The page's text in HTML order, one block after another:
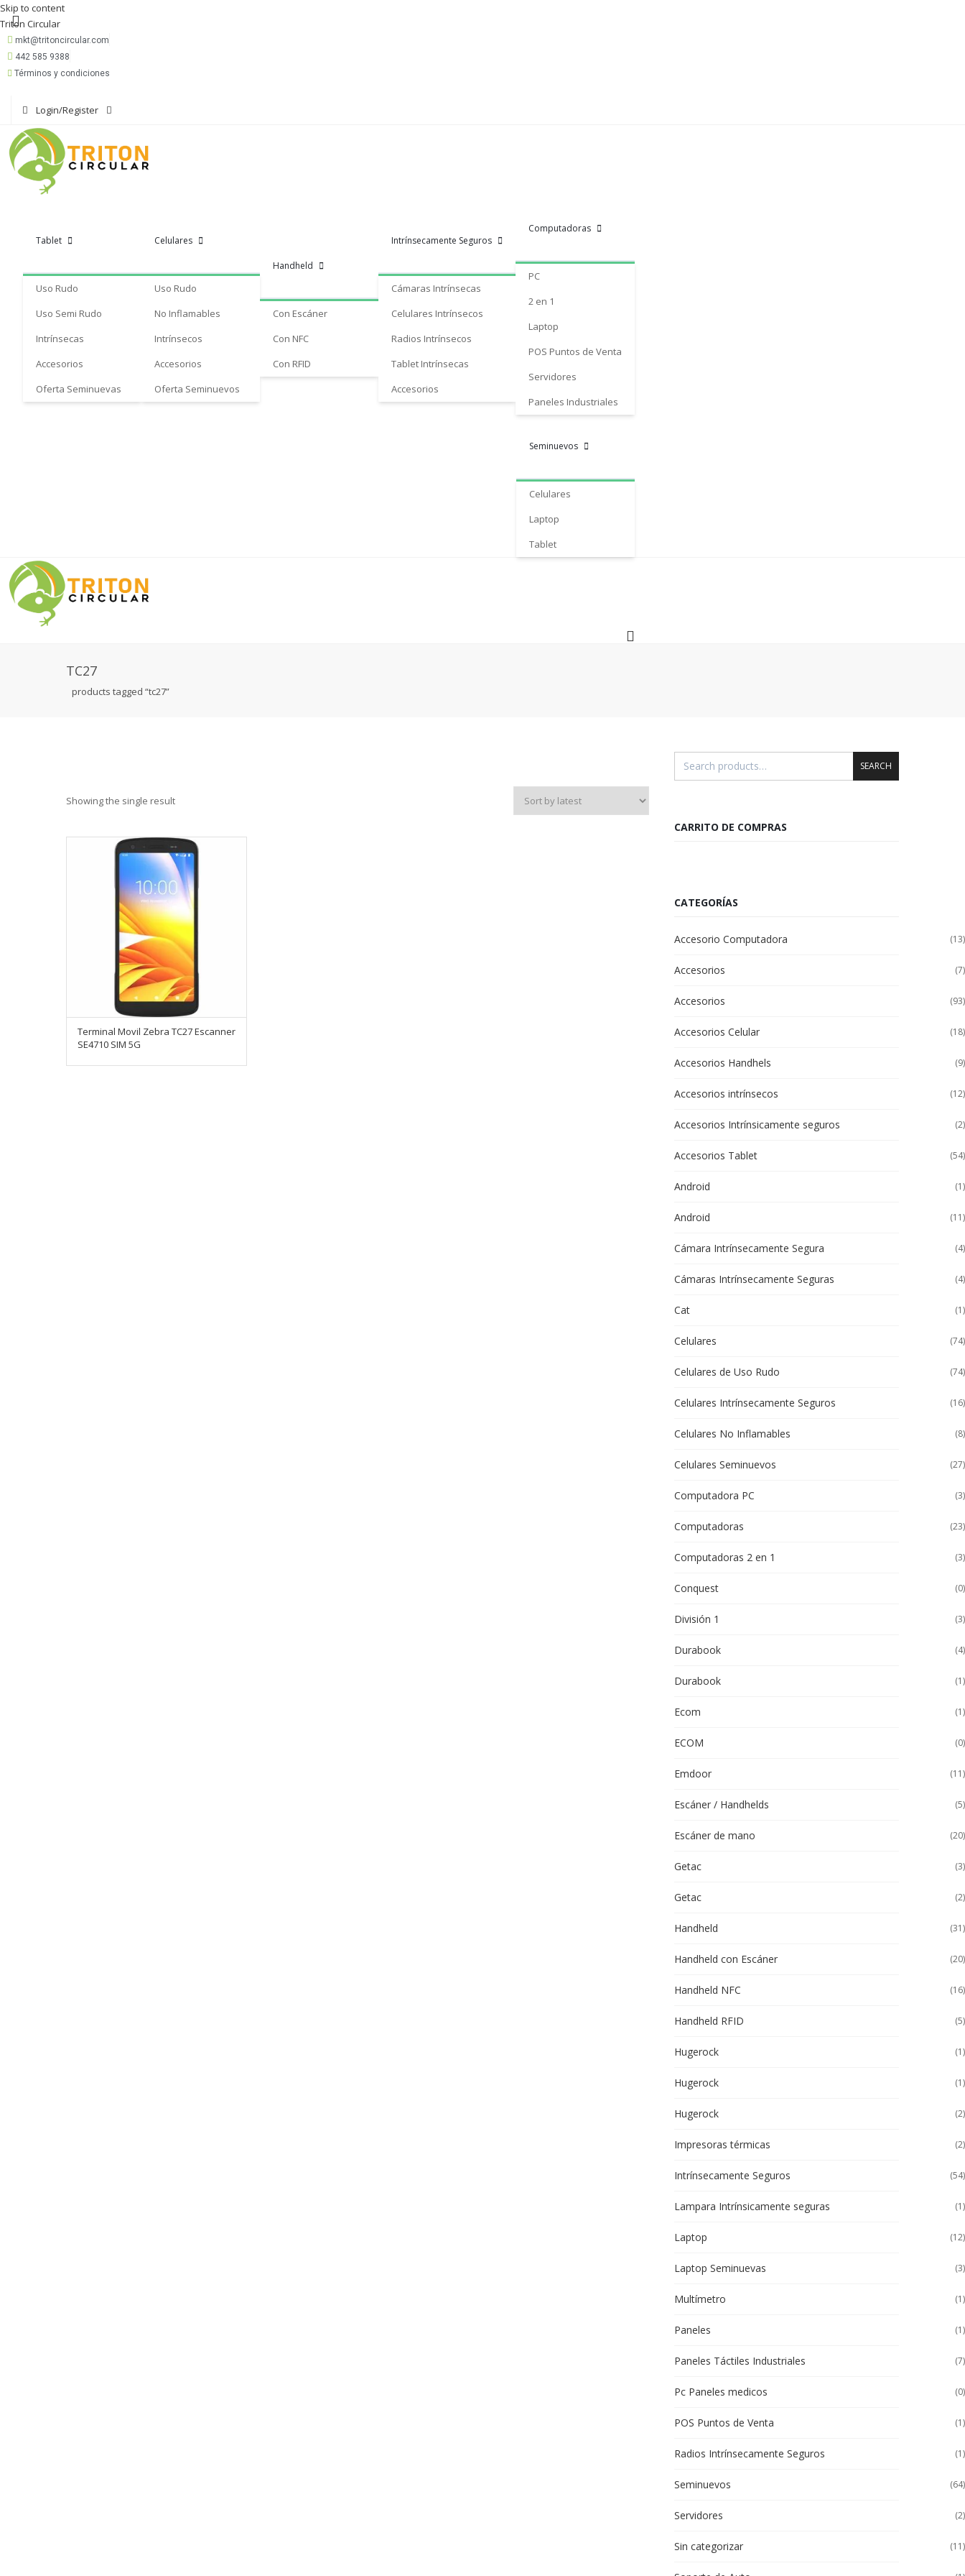
Skip to content
Triton Circular
mkt@tritoncircular.com
442 585 9388
Términos y condiciones
Login/Register
Tablet
Uso Rudo
Uso Semi Rudo
Intrínsecas
Accesorios
Oferta Seminuevas
Celulares
Uso Rudo
No Inflamables
Intrínsecos
Accesorios
Oferta Seminuevos
Handheld
Con Escáner
Con NFC
Con RFID
Intrínsecamente Seguros
Cámaras Intrínsecas
Celulares Intrínsecos
Radios Intrínsecos
Tablet Intrínsecas
Accesorios
Computadoras
PC
2 en 1
Laptop
POS Puntos de Venta
Servidores
Paneles Industriales
Seminuevos
Celulares
Laptop
Tablet
TC27
products tagged “tc27”
Showing the single result
Terminal Movil Zebra TC27 Escanner
SE4710 SIM 5G
SEARCH
CARRITO DE COMPRAS
CATEGORÍAS
Accesorio Computadora (13)
Accesorios (7)
Accesorios (93)
Accesorios Celular (18)
Accesorios Handhels (9)
Accesorios intrínsecos (12)
Accesorios Intrínsicamente seguros (2)
Accesorios Tablet (54)
Android (1)
Android (11)
Cámara Intrínsecamente Segura (4)
Cámaras Intrínsecamente Seguras (4)
Cat (1)
Celulares (74)
Celulares de Uso Rudo (74)
Celulares Intrínsecamente Seguros (16)
Celulares No Inflamables (8)
Celulares Seminuevos (27)
Computadora PC (3)
Computadoras (23)
Computadoras 2 en 1 (3)
Conquest (0)
División 1 (3)
Durabook (4)
Durabook (1)
Ecom (1)
ECOM (0)
Emdoor (11)
Escáner / Handhelds (5)
Escáner de mano (20)
Getac (3)
Getac (2)
Handheld (31)
Handheld con Escáner (20)
Handheld NFC (16)
Handheld RFID (5)
Hugerock (1)
Hugerock (1)
Hugerock (2)
Impresoras térmicas (2)
Intrínsecamente Seguros (54)
Lampara Intrínsicamente seguras (1)
Laptop (12)
Laptop Seminuevas (3)
Multímetro (1)
Paneles (1)
Paneles Táctiles Industriales (7)
Pc Paneles medicos (0)
POS Puntos de Venta (1)
Radios Intrínsecamente Seguros (1)
Seminuevos (64)
Servidores (2)
Sin categorizar (11)